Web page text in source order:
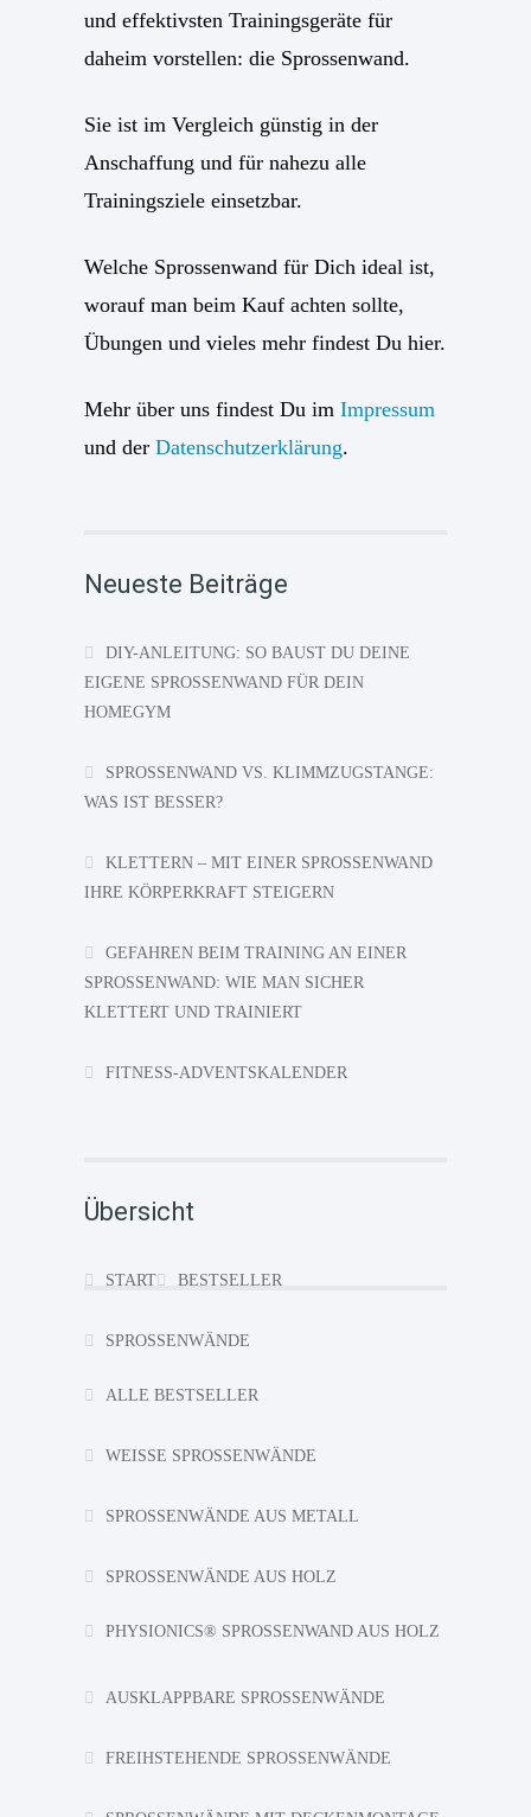
und effektivsten Trainingsgeräte für
daheim vorstellen: die Sprossenwand.
Sie ist im Vergleich günstig in der
Anschaffung und für nahezu alle
Trainingsziele einsetzbar.
Welche Sprossenwand für Dich ideal ist,
worauf man beim Kauf achten sollte,
Übungen und vieles mehr findest Du hier.
Mehr über uns findest Du im Impressum
und der Datenschutzerklärung.
Neueste Beiträge
DIY-ANLEITUNG: SO BAUST DU DEINE
EIGENE SPROSSENWAND FÜR DEIN
HOMEGYM
SPROSSENWAND VS. KLIMMZUGSTANGE:
WAS IST BESSER?
KLETTERN – MIT EINER SPROSSENWAND
IHRE KÖRPERKRAFT STEIGERN
GEFAHREN BEIM TRAINING AN EINER
SPROSSENWAND: WIE MAN SICHER
KLETTERT UND TRAINIERT
FITNESS-ADVENTSKALENDER
Übersicht
START BESTSELLER
SPROSSENWÄNDE
ALLE BESTSELLER
WEISSE SPROSSENWÄNDE
SPROSSENWÄNDE AUS METALL
SPROSSENWÄNDE AUS HOLZ
PHYSIONICS® SPROSSENWAND AUS HOLZ
AUSKLAPPBARE SPROSSENWÄNDE
FREIHSTEHENDE SPROSSENWÄNDE